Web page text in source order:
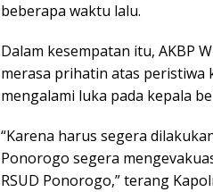
beberapa waktu lalu.
Dalam kesempatan itu, AKBP
merasa prihatin atas peristiwa
mengalami luka pada kepala
“Karena harus segera
Ponorogo segera
RSUD Ponorogo,” terang